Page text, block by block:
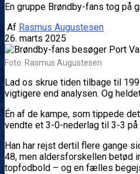
En gruppe Brøndby-fans tog på
Af Rasmus Augustesen
26. marts 2025
Foto: Rasmus Augustesen
Lad os skrue tiden tilbage til
vigtigere end analysen. Og
Én af de kampe, som tippede
vendte et 3-0-nederlag til 3-3
Han har rejst dertil flere gange
48, men aldersforskellen betød
topfodbold – og en fælles